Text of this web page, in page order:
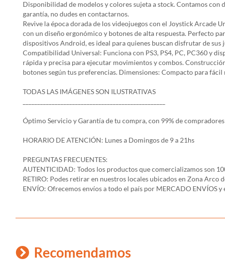
Disponibilidad de modelos y colores sujeta a stock. Contamos con
garantía, no dudes en contactarnos.
Revive la época dorada de los videojuegos con el Joystick Arcade
con un diseño ergonómico y botones de alta respuesta. Perfecto
dispositivos Android, es ideal para quienes buscan disfrutar de
Compatibilidad Universal: Funciona con PS3, PS4, PC, PC360 y
rápida y precisa para ejecutar movimientos y combos.
botones según tus preferencias. Dimensiones: Compacto para
TODAS LAS IMÁGENES SON ILUSTRATIVAS
Óptimo Servicio y Garantía de tu compra, con 99% de
HORARIO DE ATENCIÓN: Lunes a Domingos de 9 a 21hs
PREGUNTAS FRECUENTES:
AUTENTICIDAD: Todos los productos que comercializamos son
RETIRO: Podes retirar en nuestros locales ubicados en Zona
ENVÍO: Ofrecemos envíos a todo el país por MERCADO ENVÍOS
Recomendamos